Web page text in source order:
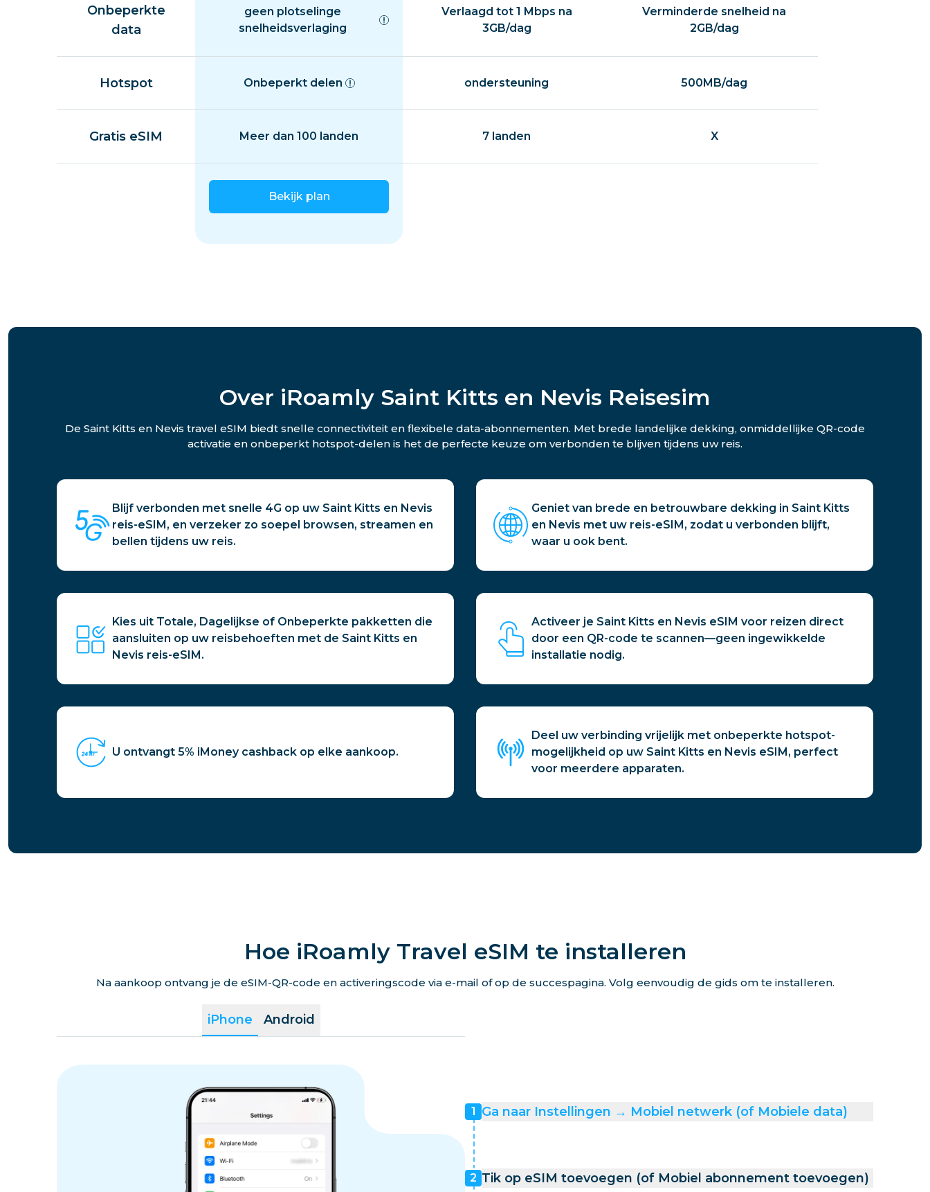
Onbeperkte
data
geen plotselinge
snelheidsverlaging
Verlaagd tot 1 Mbps na
3GB/dag
Verminderde snelheid na
2GB/dag
Hotspot Onbeperkt delen ondersteuning 500MB/dag
Gratis eSIM Meer dan 100 landen 7 landen X
Bekijk plan
Over iRoamly Saint Kitts en Nevis Reisesim
De Saint Kitts en Nevis travel eSIM biedt snelle connectiviteit en flexibele data-abonnementen. Met brede landelijke dekking, onmiddellijke QR-code
activatie en onbeperkt hotspot-delen is het de perfecte keuze om verbonden te blijven tijdens uw reis.
Blijf verbonden met snelle 4G op uw Saint Kitts en Nevis
reis-eSIM, en verzeker zo soepel browsen, streamen en
bellen tijdens uw reis.
Geniet van brede en betrouwbare dekking in Saint Kitts
en Nevis met uw reis-eSIM, zodat u verbonden blijft,
waar u ook bent.
Kies uit Totale, Dagelijkse of Onbeperkte pakketten die
aansluiten op uw reisbehoeften met de Saint Kitts en
Nevis reis-eSIM.
Activeer je Saint Kitts en Nevis eSIM voor reizen direct
door een QR-code te scannen—geen ingewikkelde
installatie nodig.
U ontvangt 5% iMoney cashback op elke aankoop.
Deel uw verbinding vrijelijk met onbeperkte hotspot-
mogelijkheid op uw Saint Kitts en Nevis eSIM, perfect
voor meerdere apparaten.
Hoe iRoamly Travel eSIM te installeren
Na aankoop ontvang je de eSIM-QR-code en activeringscode via e-mail of op de succespagina. Volg eenvoudig de gids om te installeren.
iPhone Android
1 Ga naar Instellingen → Mobiel netwerk (of Mobiele data)
2 Tik op eSIM toevoegen (of Mobiel abonnement toevoegen)